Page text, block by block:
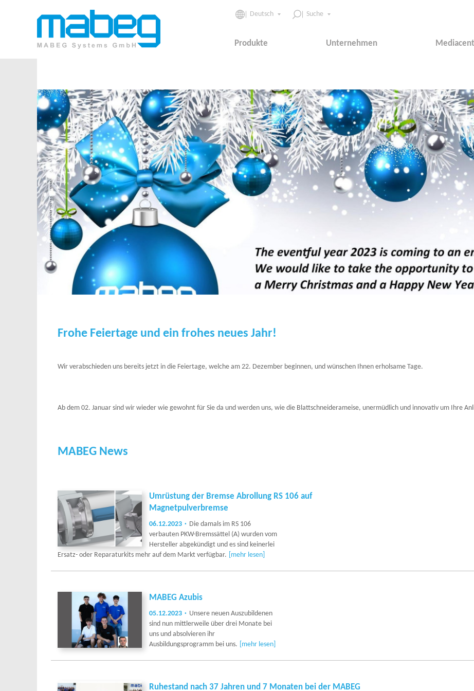
Deutsch Suche
Produkte Unternehmen
Frohe Feiertage und ein frohes neues Jahr!
Wir verabschieden uns bereits jetzt in die Feiertage, welche am 22. Dezember beginnen, und wünschen Ihnen erholsame Tage.
Ab dem 02. Januar sind wir wieder wie gewohnt für Sie da und werden uns, wie die Blattschneiderameise, unermüdlich und innovativ um Ihre
MABEG News
Umrüstung der Bremse Abrollung RS 106 auf
Magnetpulverbremse
06.12.2023
Die damals im RS 106
verbauten PKW-Bremssättel (A) wurden vom
Hersteller abgekündigt und es sind keinerlei
Ersatz- oder Reparaturkits mehr auf dem Markt verfügbar.
[mehr lesen]
MABEG Azubis
05.12.2023
Unsere neuen Auszubildenen
sind nun mittlerweile über drei Monate bei
uns und absolvieren ihr
Ausbildungsprogramm bei uns.
[mehr lesen]
Ruhestand nach 37 Jahren und 7 Monaten bei der MABEG